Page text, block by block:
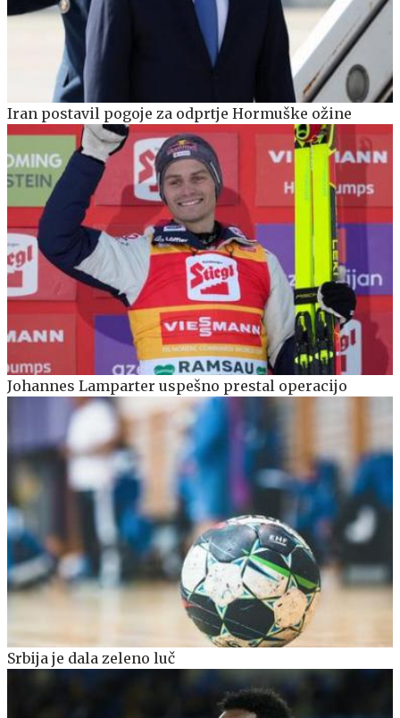
Iran postavil pogoje za odprtje Hormuške ožine
Johannes Lamparter uspešno prestal operacijo
Srbija je dala zeleno luč